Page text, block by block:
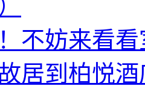
不妨来看
居到柏悦